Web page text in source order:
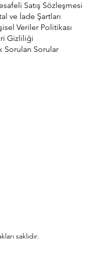
Satış Sözleşmesi
ve İade Şartları
Veriler Politikası
Gizliliği
Sorulan Sorular
saklıdır.